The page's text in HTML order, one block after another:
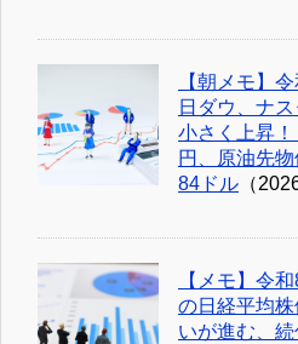
【朝メモ】
日ダウ、ナ
小さく上昇
円、原油先
84ドル （
【メモ】令
の日経平均
いが進む、